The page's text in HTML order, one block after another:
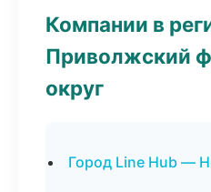
Компании в
Приволжский
округ
Город Line Hub —